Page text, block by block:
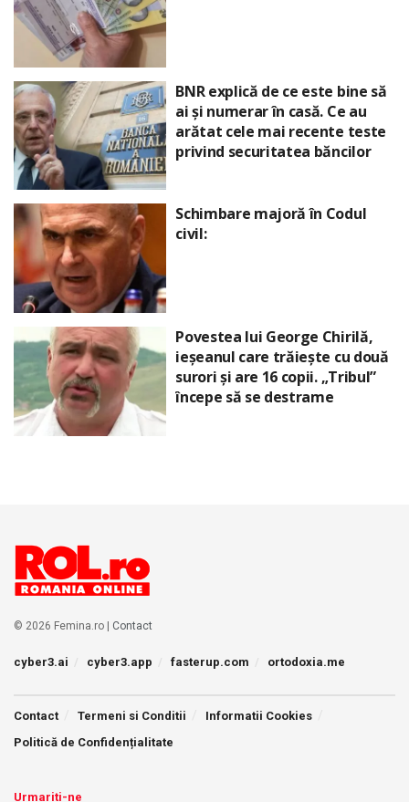
BNR explică de ce este bine să
ai și numerar în casă. Ce au
arătat cele mai recente teste
privind securitatea băncilor
Schimbare majoră în Codul
civil:
Povestea lui George Chirilă,
ieșeanul care trăiește cu două
surori și are 16 copii. „Tribul”
începe să se destrame
© 2026 Femina.ro | Contact
cyber3.ai cyber3.app fasterup.com ortodoxia.me
Contact Termeni si Conditii
Informatii Cookies
Politică de Confidențialitate
Urmariti-ne